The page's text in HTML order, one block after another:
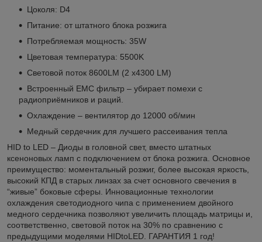
Цоколя: D4
Питание: от штатного блока розжига
Потребляемая мощность: 35W
Цветовая температура: 5500K
Световой поток 8600LM (2 x4300 LM)
Встроенный EMC фильтр – убирает помехи с
радиоприёмников и раций.
Охлаждение – вентилятор до 12000 об/мин
Медный сердечник для лучшего рассеивания тепла
HID to LED – Диоды в головной свет, вместо штатных
ксеноновых ламп с подключением от блока розжига. Основное
преимущество: моментальный розжиг, более высокая яркость,
высокий КПД в старых линзах за счет основного свечения в
“живые” боковые сферы. Инновационные технологии
охлаждения светодиодного чипа с применением двойного
медного сердечника позволяют увеличить площадь матрицы и,
соответственно, световой поток на 30% по сравнению с
предыдущими моделями HIDtoLED. ГАРАНТИЯ 1 год!